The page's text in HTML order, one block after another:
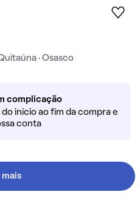
· Osasco
complicação
início ao fim da compra e
conta
mais